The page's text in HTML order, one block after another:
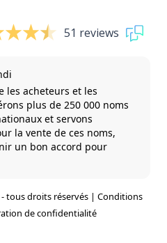
51 reviews
les acheteurs et les
plus de 250 000 noms
et servons
la vente de ces noms,
un bon accord pour
tous droits réservés | Conditions
de confidentialité